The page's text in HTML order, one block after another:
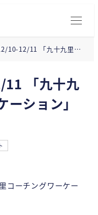
10-12/11 「九十九里コ
11 「九十九
ション」
コーチングワーケー